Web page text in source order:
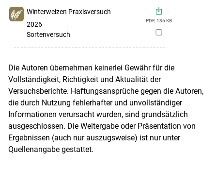
Winterweizen Praxisversuch
2026
Sortenversuch
PDF,136 KB
zur
Die Autoren übernehmen keinerlei Gewähr für die
Vollständigkeit, Richtigkeit und Aktualität der
Versuchsberichte. Haftungsansprüche gegen die Autoren,
die durch Nutzung fehlerhafter und unvollständiger
Informationen verursacht wurden, sind grundsätzlich
ausgeschlossen. Die Weitergabe oder Präsentation von
Ergebnissen (auch nur auszugsweise) ist nur unter
Quellenangabe gestattet.